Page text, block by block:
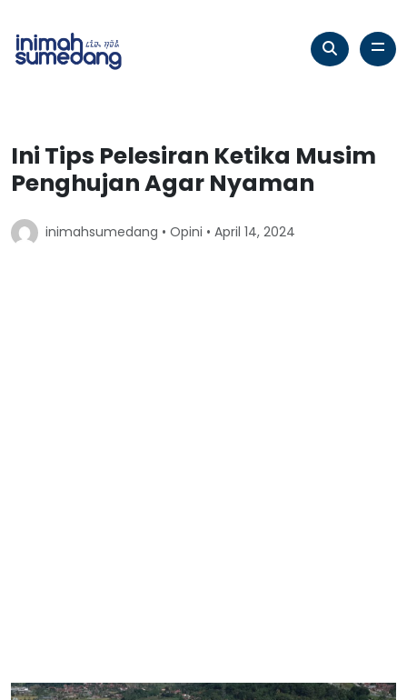
Ini Tips Pelesiran Ketika Musim
Penghujan Agar Nyaman
inimahsumedang • Opini • April 14, 2024